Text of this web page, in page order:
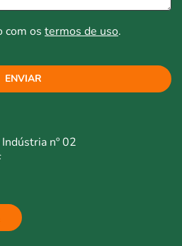
com os termos de uso.
ENVIAR
nº 02